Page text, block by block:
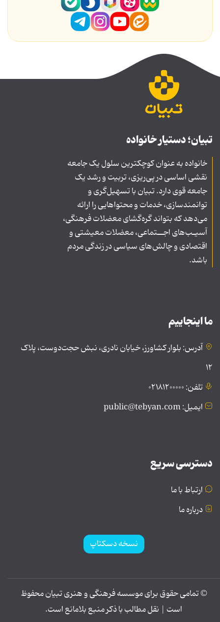
تبیان؛ دستیار خانواده
خانواده به عنوان کوچکترین سلول یک جامعه
نقشی اساسی در پی‌ریزی، تربیت و رشد یک
جامعه قوی دارد. تبیان با تسهیل‌گری و
توانمندسازی، خدمات و محتواهایی را ارائه
می‌دهد که بتواند گره‌گشای معضلات فرهنگی،
آسیـب‌های اجــتماعی، معضلات معیشتی و
اقتصادی و چالش‌های سیاسی در زندگی مردم
باشد.
ما اینجاییم
آدرس: بلوار کشاورز، خیابان نادری، نبش حجت‌دوست، پلاک
۱۲
تلفن: ۰۲۱۸۱۲۰۰۰۰۰
ایمیل: public@tebyan.com
دسترسی سریع
ارتباط با ما
درباره ما
نسخه دسکتاپ
© تمامی حقوق برای موسسه فرهنگی و هنری تبیان محفوظ
است | نقل مطالب با ذکر منبع بلامانع است.